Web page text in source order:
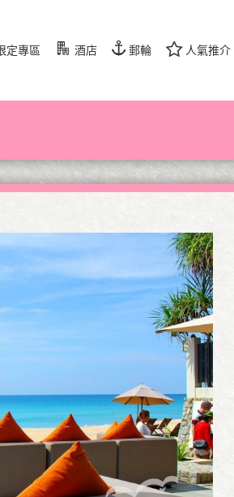
定專區 酒店 郵輪 人氣推介